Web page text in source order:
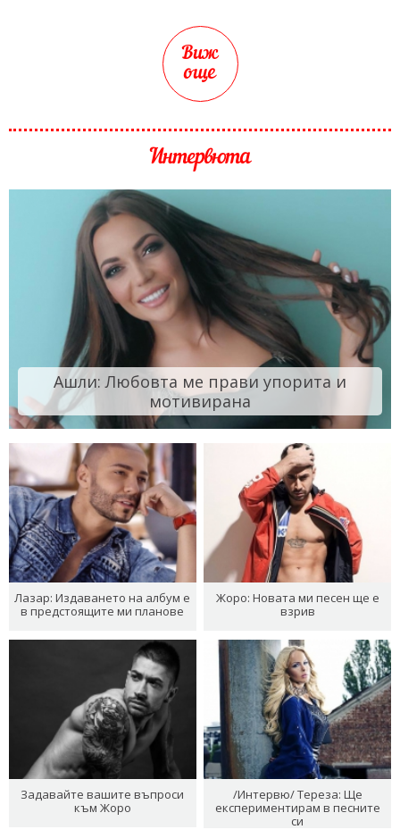
Виж
още
Интервюта
Ашли: Любовта ме прави упорита и
мотивирана
Лазар: Издаването на албум е
в предстоящите ми планове
Жоро: Новата ми песен ще е
взрив
Задавайте вашите въпроси
към Жоро
/Интервю/ Тереза: Ще
експериментирам в песните
си